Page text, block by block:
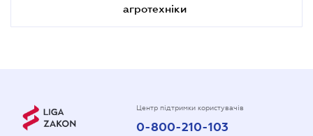
агротехніки
Центр підтримки користувачів
0-800-210-103